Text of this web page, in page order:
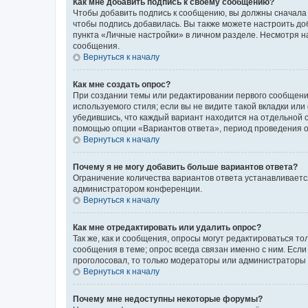
Как мне добавить подпись к своему сообщению?
Чтобы добавить подпись к сообщению, вы должны
чтобы подпись добавилась. Вы также можете настроить
пункта «Личные настройки» в личном разделе. Несмотря
сообщения.
Вернуться к началу
Как мне создать опрос?
При создании темы или редактировании первого
используемого стиля; если вы не видите такой вкладки
убедившись, что каждый вариант находится на отдельной
помощью опции «Вариантов ответа», период проведения
Вернуться к началу
Почему я не могу добавить больше вариантов ответа?
Ограничение количества вариантов ответа
администратором конференции.
Вернуться к началу
Как мне отредактировать или удалить опрос?
Так же, как и сообщения, опросы могут редактироваться
сообщения в теме; опрос всегда связан именно с ним.
проголосовал, то только модераторы или
Вернуться к началу
Почему мне недоступны некоторые форумы?